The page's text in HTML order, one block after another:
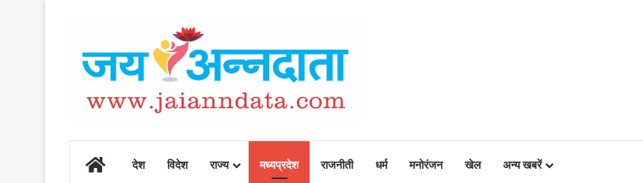
Homeदेश विदेश राज्य मध्यप्रदेश राजनीती धर्म मनोरंजन खेल अन्य खबरें